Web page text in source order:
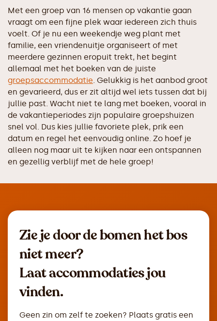
Met een groep van 16 mensen op vakantie gaan
vraagt om een fijne plek waar iedereen zich thuis
voelt. Of je nu een weekendje weg plant met
familie, een vriendenuitje organiseert of met
meerdere gezinnen eropuit trekt, het begint
allemaal met het boeken van de juiste
groepsaccommodatie. Gelukkig is het aanbod groot
en gevarieerd, dus er zit altijd wel iets tussen dat bij
jullie past. Wacht niet te lang met boeken, vooral in
de vakantieperiodes zijn populaire groepshuizen
snel vol. Dus kies jullie favoriete plek, prik een
datum en regel het eenvoudig online. Zo hoef je
alleen nog maar uit te kijken naar een ontspannen
en gezellig verblijf met de hele groep!
Zie je door de bomen het bos
niet meer?
Laat accommodaties jou
vinden.
Geen zin om zelf te zoeken? Plaats gratis een